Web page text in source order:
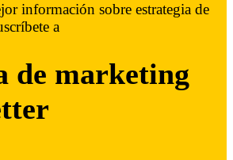
información sobre estrategia de
a
de marketing